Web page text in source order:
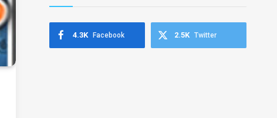
Facebook
4.3K Twitter
2.5K